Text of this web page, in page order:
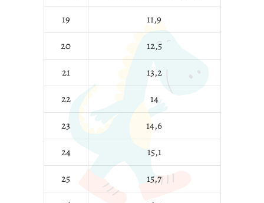
19
11,9
20
12,5
21
13,2
22
14
23
14,6
24
15,1
25
15,7